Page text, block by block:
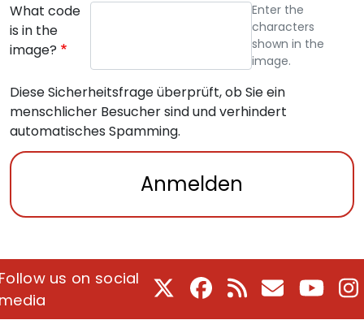
What code
is in the
image?
Enter the
characters
shown in the
image.
Diese Sicherheitsfrage überprüft, ob Sie ein
menschlicher Besucher sind und verhindert
automatisches Spamming.
Anmelden
us on social
Facebook
RSS E-Mail